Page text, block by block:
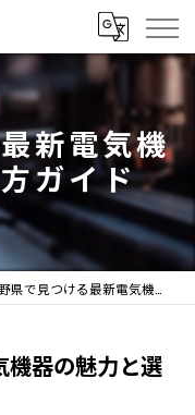
新電気機
ガイド
で見つける最新電気機器の魅力と選び方ガイド
機器の魅力と選